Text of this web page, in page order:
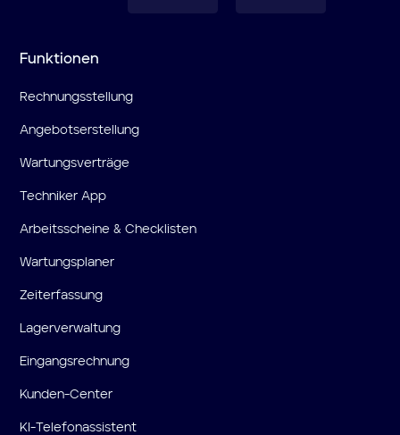
Funktionen
Rechnungsstellung
Angebotserstellung
Wartungsverträge
Techniker App
Arbeitsscheine & Checklisten
Wartungsplaner
Zeiterfassung
Lagerverwaltung
Eingangsrechnung
Kunden-Center
KI-Telefonassistent